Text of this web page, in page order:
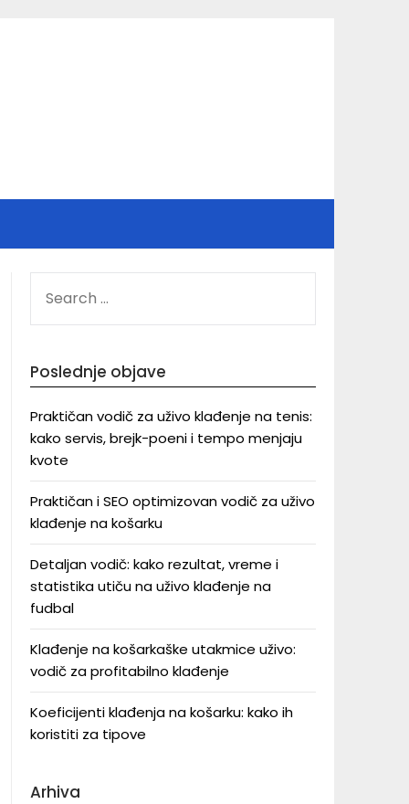
FOR:
Poslednje objave
Praktičan vodič za uživo klađenje na tenis:
kako servis, brejk-poeni i tempo menjaju
kvote
Praktičan i SEO optimizovan vodič za uživo
klađenje na košarku
Detaljan vodič: kako rezultat, vreme i
statistika utiču na uživo klađenje na
fudbal
Klađenje na košarkaške utakmice uživo:
vodič za profitabilno klađenje
Koeficijenti klađenja na košarku: kako ih
koristiti za tipove
Arhiva